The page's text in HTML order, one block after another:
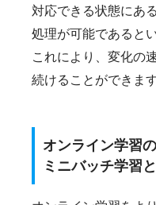
対応できる状態にあ
処理が可能であると
これにより、変化の
続けることができます
オンライン学習
ミニバッチ学習